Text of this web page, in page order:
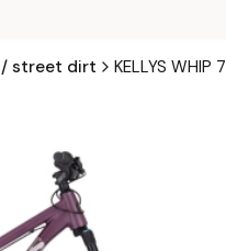
/ street dirt KELLYS WHIP